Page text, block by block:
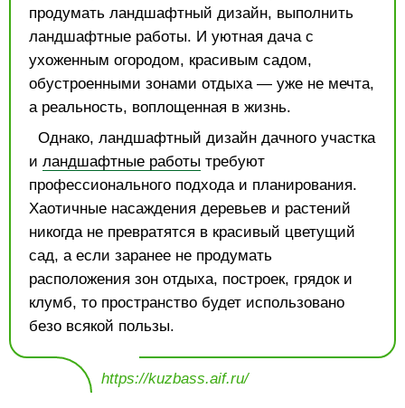
продумать ландшафтный дизайн, выполнить
ландшафтные работы. И уютная дача с
ухоженным огородом, красивым садом,
обустроенными зонами отдыха — уже не мечта,
а реальность, воплощенная в жизнь.
Однако, ландшафтный дизайн дачного участка
и ландшафтные работы требуют
профессионального подхода и планирования.
Хаотичные насаждения деревьев и растений
никогда не превратятся в красивый цветущий
сад, а если заранее не продумать
расположения зон отдыха, построек, грядок и
клумб, то пространство будет использовано
безо всякой пользы.
https://kuzbass.aif.ru/